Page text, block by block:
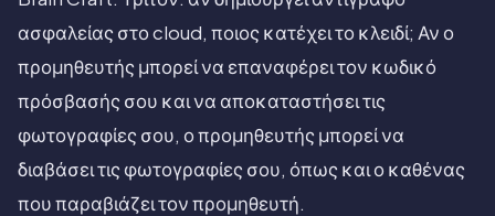
ασφαλείας στο cloud, ποιος κατέχει το κλειδί; Αν ο
προμηθευτής μπορεί να επαναφέρει τον κωδικό
πρόσβασής σου και να αποκαταστήσει τις
φωτογραφίες σου, ο προμηθευτής μπορεί να
διαβάσει τις φωτογραφίες σου, όπως και ο καθένας
που παραβιάζει τον προμηθευτή.